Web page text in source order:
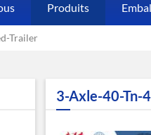
Produits
Trailer
3-Axle-40-Tn-